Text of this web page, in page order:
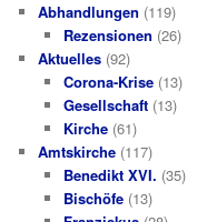
Abhandlungen (119)
Rezensionen (26)
Aktuelles (92)
Corona-Krise(13)
Gesellschaft(13)
Kirche(61)
Amtskirche (117)
Benedikt XVI. (35)
Bischöfe(13)